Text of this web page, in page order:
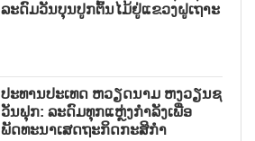
ລະດົມວັນບຸນປູກຕົ້ນໄມ້ຢູ່ແຂວງຝູເຖາະ
ປະທານປະເທດ ຫວຽດນາມ ຫງວຽນຊ
ວັນຟຸກ: ລະດົມທຸກແຫຼ່ງກຳລັງເພື່ອ
ພັດທະນາເສດຖະກິດກະສິກຳ